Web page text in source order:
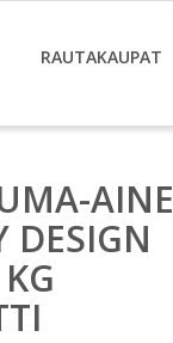
RAUTAKAUPAT
AINE
DESIGN